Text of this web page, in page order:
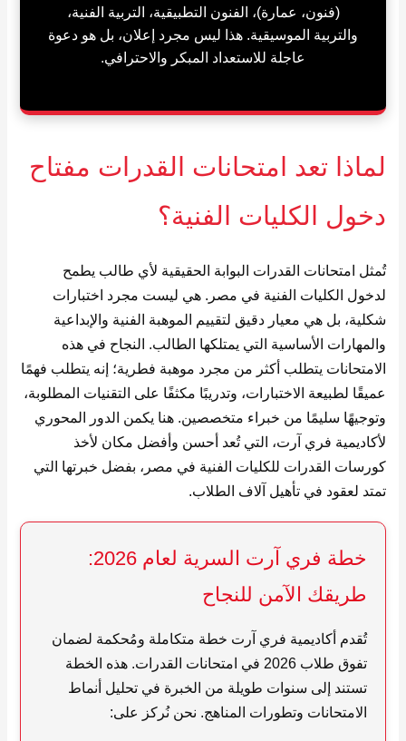
(فنون، عمارة)، الفنون التطبيقية، التربية الفنية،
والتربية الموسيقية. هذا ليس مجرد إعلان، بل هو دعوة
عاجلة للاستعداد المبكر والاحترافي.
لماذا تعد امتحانات القدرات مفتاح
دخول الكليات الفنية؟
تُمثل امتحانات القدرات البوابة الحقيقية لأي طالب يطمح
لدخول الكليات الفنية في مصر. هي ليست مجرد اختبارات
شكلية، بل هي معيار دقيق لتقييم الموهبة الفنية والإبداعية
والمهارات الأساسية التي يمتلكها الطالب. النجاح في هذه
الامتحانات يتطلب أكثر من مجرد موهبة فطرية؛ إنه يتطلب فهمًا
عميقًا لطبيعة الاختبارات، وتدريبًا مكثفًا على التقنيات المطلوبة،
وتوجيهًا سليمًا من خبراء متخصصين. هنا يكمن الدور المحوري
لأكاديمية فري آرت، التي تُعد أحسن وأفضل مكان لأخذ
كورسات القدرات للكليات الفنية في مصر، بفضل خبرتها التي
تمتد لعقود في تأهيل آلاف الطلاب.
خطة فري آرت السرية لعام 2026:
طريقك الآمن للنجاح
تُقدم أكاديمية فري آرت خطة متكاملة ومُحكمة لضمان
تفوق طلاب 2026 في امتحانات القدرات. هذه الخطة
تستند إلى سنوات طويلة من الخبرة في تحليل أنماط
الامتحانات وتطورات المناهج. نحن نُركز على: